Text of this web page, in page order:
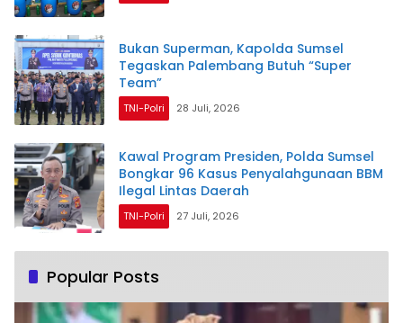
Bukan Superman, Kapolda Sumsel
Tegaskan Palembang Butuh “Super
Team”
TNI-Polri 28 Juli, 2026
Kawal Program Presiden, Polda Sumsel
Bongkar 96 Kasus Penyalahgunaan BBM
Ilegal Lintas Daerah
TNI-Polri 27 Juli, 2026
Popular Posts